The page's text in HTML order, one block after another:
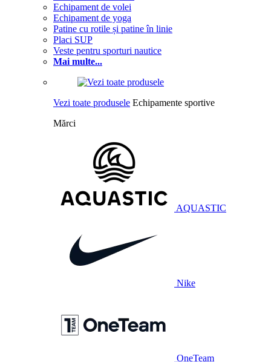
Echipament de volei
Echipament de yoga
Patine cu rotile și patine în linie
Placi SUP
Veste pentru sporturi nautice
Mai multe...
Vezi toate produsele Echipamente sportive
Mărci
AQUASTIC
Nike
OneTeam